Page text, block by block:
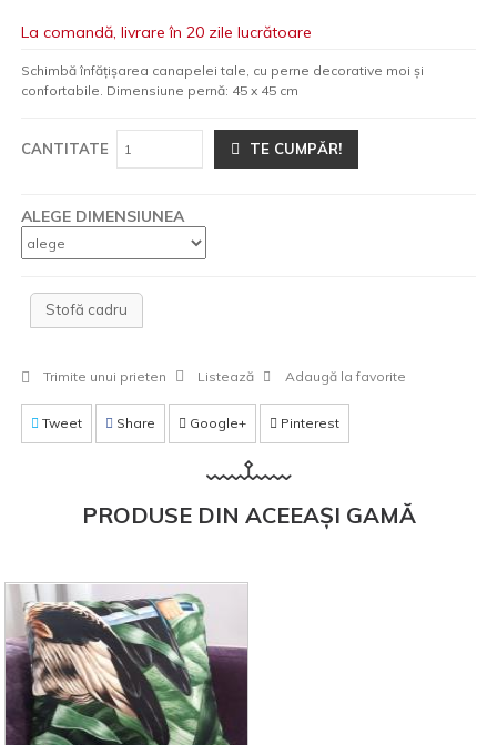
La comandă, livrare în 20 zile lucrătoare
Schimbă înfățișarea canapelei tale, cu perne decorative moi și
confortabile. Dimensiune pernă: 45 x 45 cm
CANTITATE TE CUMPĂR!
ALEGE DIMENSIUNEA
Stofă cadru
Trimite unui prieten Listează Adaugă la favorite
Tweet Share Google+ Pinterest
PRODUSE DIN ACEEAȘI GAMĂ